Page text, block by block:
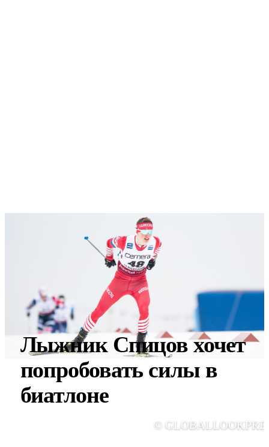
Лыжник Спицов хочет
попробовать силы в
биатлоне
©